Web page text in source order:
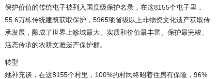
保护价值的传统屯子被列入国度级保护名录，在这8155个屯子里，
55.6万栋传统建筑获取保护，5965项省级以上非物资文化遗产获取传
承发展，酿成了世界上畛域最大、实质和价值最丰富、保护最完竣、
活态传承的农耕文雅遗产保护群。
转型
她补充谈，在这8155个村里，100%的村民终昭着住房有保险，96%